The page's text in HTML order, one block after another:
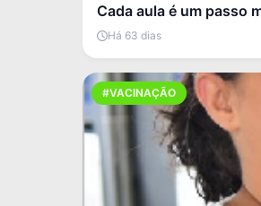
Cada aula é um passo
Há 63 dias
#VACINAÇÃO